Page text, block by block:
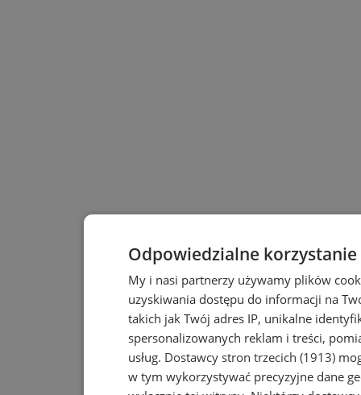
Odpowiedzialne korzystanie
My i nasi partnerzy używamy plików
uzyskiwania dostępu do informacji na
takich jak Twój adres IP, unikalne
spersonalizowanych reklam i treści,
usług. Dostawcy stron trzecich (1913)
w tym wykorzystywać precyzyjne dane